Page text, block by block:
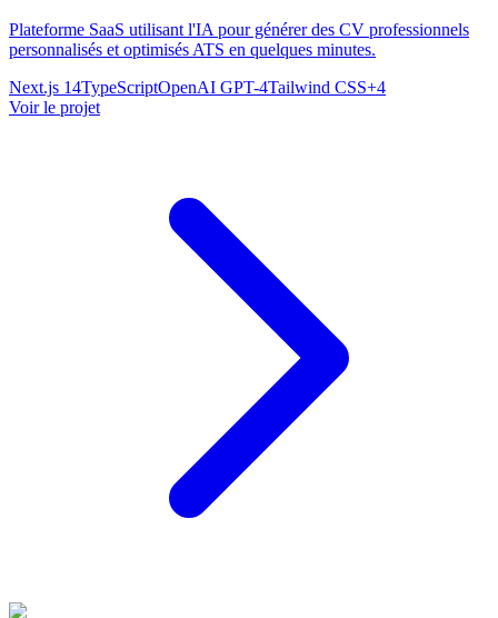
Plateforme SaaS utilisant l'IA pour générer des CV professionnels
personnalisés et optimisés ATS en quelques minutes.
Next.js 14TypeScriptOpenAI GPT-4Tailwind CSS+4
Voir le projet